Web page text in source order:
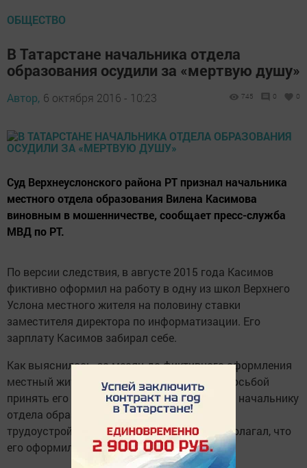
ОБЩЕСТВО
В Татарстане начальника отдела
образования осудили за «мертвую душу»
Автор, 6 октября 2016 - 10:23 745 0 0
Суд Верхнеуслонского района РТ признал начальника
местного отдела образования Вилена Касимова
виновным в мошенничестве, сообщает пресс-служба
МВД по РТ.
По версии следствия, в августе 2015 года Касимов
фиктивно оформил на работу в одну из школ Верхнего
Услона местного жителя на половину ставки
заместителя директора по информатизации. Его
зарплату Касимов забирал себе.
Как выяснилось, за месяц до фиктивного оформления
местный житель приходил к Касимову с просьбой
принять его на эту должность и даже отдал начальнику
отдела образования свои документы для
трудоустройства. Однако он даже не предполагал, что
его оформили на работу.